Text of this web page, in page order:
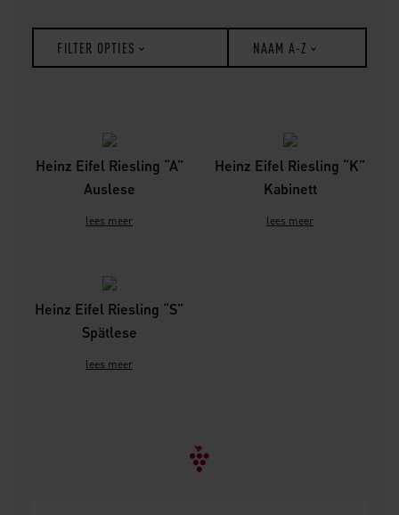
FILTER OPTIES NAAM A-Z
Heinz Eifel Riesling “A”
Auslese
lees meer
Heinz Eifel Riesling “K”
Kabinett
lees meer
Heinz Eifel Riesling “S”
Spätlese
lees meer